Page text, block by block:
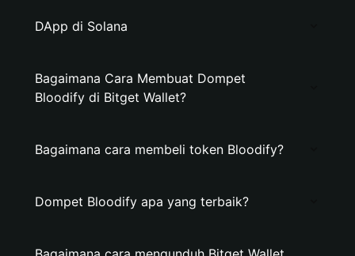
DApp di Solana
Bagaimana Cara Membuat Dompet
Bloodify di Bitget Wallet?
Bagaimana cara membeli token Bloodify?
Dompet Bloodify apa yang terbaik?